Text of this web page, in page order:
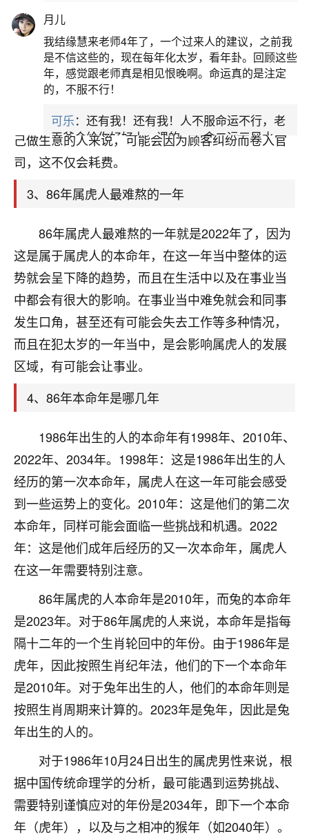
86年属虎最难的几年，是指在1986年出生的属
虎人在他们的人生旅途中，可能会遇到一些挑战和
困难。以下是对这些年份的具体描述：1.2022年，
属虎的人迎来了他们的本命年。在这一年，他们可
能会在事业和婚姻上遇到挑战。尤其是对于那些自
己做生意的人来说，可能会因为顾客纠纷而卷入官
司，这不仅会耗费。
3、86年属虎人最难熬的一年
86年属虎人最难熬的一年就是2022年了，因为
这是属于属虎人的本命年，在这一年当中整体的运
势就会呈下降的趋势，而且在生活中以及在事业当
中都会有很大的影响。在事业当中难免就会和同事
发生口角，甚至还有可能会失去工作等多种情况，
而且在犯太岁的一年当中，是会影响属虎人的发展
区域，有可能会让事业。
4、86年本命年是哪几年
1986年出生的人的本命年有1998年、2010年、
2022年、2034年。1998年：这是1986年出生的人
经历的第一次本命年，属虎人在这一年可能会感受
到一些运势上的变化。2010年：这是他们的第二次
本命年，同样可能会面临一些挑战和机遇。2022
年：这是他们成年后经历的又一次本命年，属虎人
在这一年需要特别注意。
86年属虎的人本命年是2010年，而兔的本命年
是2023年。对于86年属虎的人来说，本命年是指每
隔十二年的一个生肖轮回中的年份。由于1986年是
虎年，因此按照生肖纪年法，他们的下一个本命年
是2010年。对于兔年出生的人，他们的本命年则是
按照生肖周期来计算的。2023年是兔年，因此是兔
年出生的人的。
对于1986年10月24日出生的属虎男性来说，根
据中国传统命理学的分析，最可能遇到运势挑战、
需要特别谨慎应对的年份是2034年，即下一个本命
年（虎年），以及与之相冲的猴年（如2040年）。
月儿
我结缘慧来老师4年了，一个过来人的建议，之前我
是不信这些的，现在每年化太岁，看年卦。回顾这些
年，感觉跟老师真是相见恨晚啊。命运真的是注定
的，不服不行！
可乐：还有我！还有我！人不服命运不行，老
天爷会给你好好上一课的。一命二运三风水，
哪样不服都不行！
平安是福：我也是每年找老师化太岁，看年
卦，认识老师3年了，都是缘分啊！
心若莲花
我是做餐饮的，这两年，生意屡屡受挫，店开一家关
一家，要么生意不好，生意好的就出事。前些年攒的
家底快败光了，真是倒霉！我也想找人看看到底怎么
回事？
鹿森：你可以找老师看看，人有时不服命不行
啊！
是我从找店开始都是找慧来老师跟进的，选
大环境不好，但是我家生意还可以，前几天又
刚找老师做了补财库，希望财运更好一点！
2小时前 来自海南 18
梦醒时分
我女儿高二叛逆，大半年不上学，一说她就要死要活
的，把我们两口子愁的不行，朋友给我推荐的慧来老
师，一开始我是病急乱投医，这半年来，法事一个个
做完，我女儿跟变了个人一样，不期望她能考多好的
大学，只要能安安稳稳的把书读了，身体心理都健健
康康的我就很知足了！
鹿森：可怜天下父母心啊！
3小时前 来自河北 16
付深
我是公司人事调整，有升迁机会，但同时竞争的我们
三个，找老师的时候是抱着侥幸心理，没想到老师看
着我晋升有望，我半信半疑的按照老师建议，做了化
太岁还有一个发钱粮，本来年前的人事调整，拖到年
后，我以为都没戏了，结果开年一上班，开会提拔升
职第一个就是我，职务无所谓，主要是底薪加了
3000，非常开心，无论如何，感恩感谢！🙏🏻